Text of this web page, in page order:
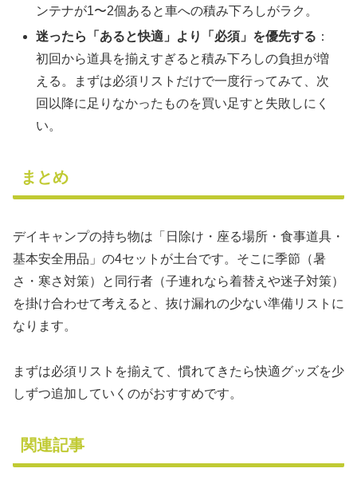
ンテナが1〜2個あると車への積み下ろしがラク。
迷ったら「あると快適」より「必須」を優先する ：
初回から道具を揃えすぎると積み下ろしの負担が増
える。まずは必須リストだけで一度行ってみて、次
回以降に足りなかったものを買い足すと失敗しにく
い。
まとめ
デイキャンプの持ち物は「日除け・座る場所・食事道具・
基本安全用品」の4セットが土台です。そこに季節（暑
さ・寒さ対策）と同行者（子連れなら着替えや迷子対策）
を掛け合わせて考えると、抜け漏れの少ない準備リストに
なります。
まずは必須リストを揃えて、慣れてきたら快適グッズを少
しずつ追加していくのがおすすめです。
関連記事